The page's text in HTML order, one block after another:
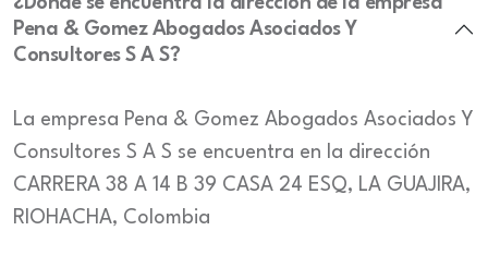
Pena & Gomez Abogados Asociados Y
Consultores S A S?
La empresa Pena & Gomez Abogados Asociados Y
Consultores S A S se encuentra en la dirección
CARRERA 38 A 14 B 39 CASA 24 ESQ, LA GUAJIRA,
RIOHACHA, Colombia